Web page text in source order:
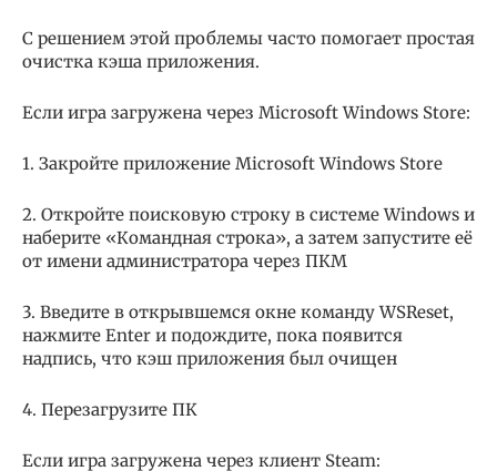
С решением этой проблемы часто помогает простая
очистка кэша приложения.
Если игра загружена через Microsoft Windows Store:
1. Закройте приложение Microsoft Windows Store
2. Откройте поисковую строку в системе Windows и
наберите «Командная строка», а затем запустите её
от имени администратора через ПКМ
3. Введите в открывшемся окне команду WSReset,
нажмите Enter и подождите, пока появится
надпись, что кэш приложения был очищен
4. Перезагрузите ПК
Если игра загружена через клиент Steam: